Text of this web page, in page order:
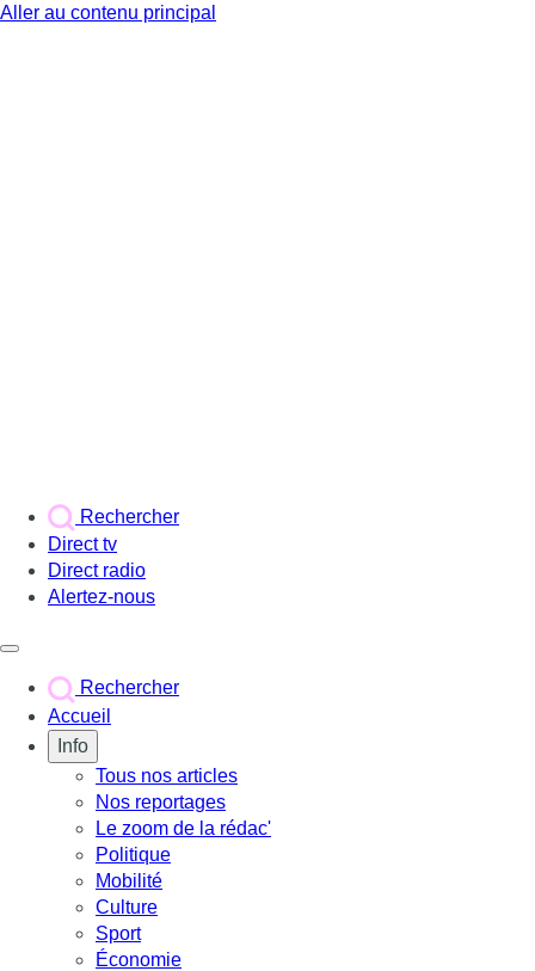
Aller au contenu principal
Rechercher
Direct tv
Direct radio
Alertez-nous
Rechercher
Accueil
Info
Tous nos articles
Nos reportages
Le zoom de la rédac'
Politique
Mobilité
Culture
Sport
Économie